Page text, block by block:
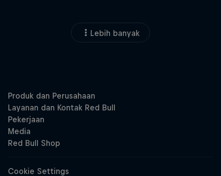
Lebih banyak